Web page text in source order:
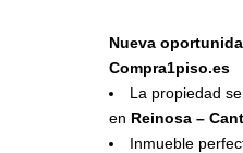
Nueva
Compra1piso.es
La propiedad
en Reinosa –
Inmueble